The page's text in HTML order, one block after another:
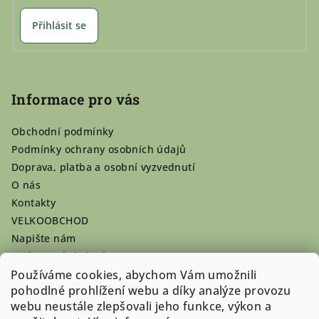
Používáme cookies, abychom Vám umožnili
pohodlné prohlížení webu a díky analýze provozu
webu neustále zlepšovali jeho funkce, výkon a
Přihlásit se
Informace pro vás
Obchodní podmínky
Podmínky ochrany osobních údajů
Doprava, platba a osobní vyzvednutí
O nás
Kontakty
VELKOOBCHOD
Napište nám
Hodnocení obchodu
Registrace se vyplatí!
Pamlsky na míru
Nepřevzaté dobírky